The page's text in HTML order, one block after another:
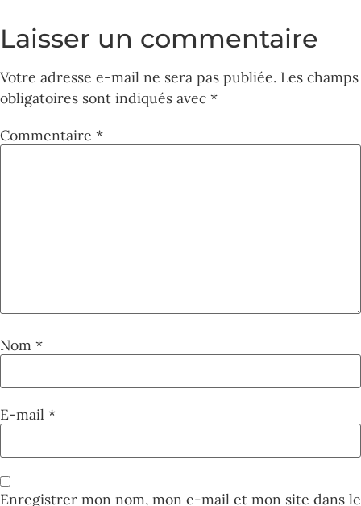
Laisser un commentaire
Votre adresse e-mail ne sera pas publiée. Les champs
obligatoires sont indiqués avec *
Commentaire *
Nom *
E-mail *
Enregistrer mon nom, mon e-mail et mon site dans le